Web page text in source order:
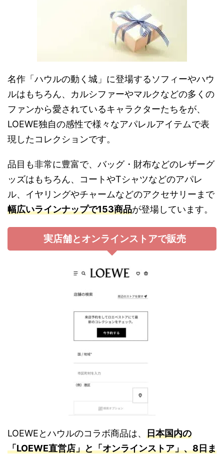
名作「ハウルの動く城」に登場するソフィーやハウ
ルはもちろん、カルシファーやマルクなどの多くの
ファンから愛されているキャラクターたちをが、
LOEWE独自の感性で様々なアパレルアイテムで表
現したコレクションです。
品目も非常に豊富で、バッグ・財布などのレザーグ
ッズはもちろん、コートやTシャツなどのアパレ
ル、イヤリングやチャームなどのアクセサリーまで
幅広いラインナップで153商品が登場しています。
実店舗とオンラインストアで販売
LOEWEとハウルのコラボ商品は、 日本国内の
「LOEWE直営店」と「オンラインストア」、8日ま